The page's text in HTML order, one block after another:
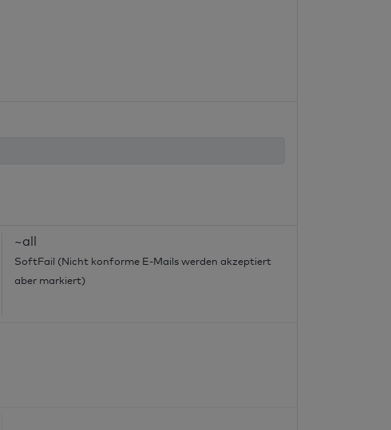
~all
SoftFail (Nicht konforme E-Mails werden akzeptiert
aber markiert)